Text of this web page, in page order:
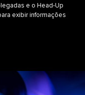
e o Head-Up
exibir informações